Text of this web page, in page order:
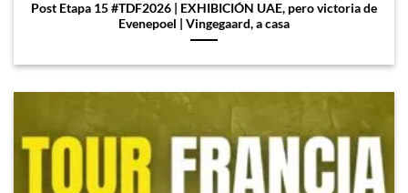
Post Etapa 15 #TDF2026 | EXHIBICIÓN UAE, pero victoria de
Evenepoel | Vingegaard, a casa